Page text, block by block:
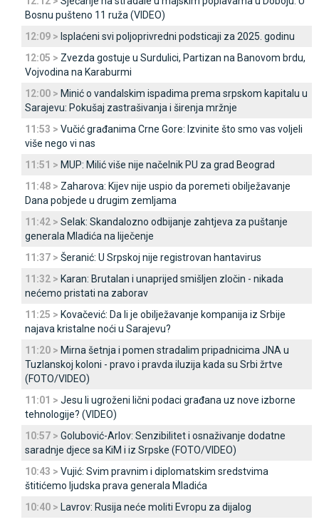
Bosnu pušteno 11 ruža (VIDEO)
12:09 > Isplaćeni svi poljoprivredni podsticaji za 2025. godinu
12:05 > Zvezda gostuje u Surdulici, Partizan na Banovom brdu,
Vojvodina na Karaburmi
12:00 > Minić o vandalskim ispadima prema srpskom kapitalu u
Sarajevu: Pokušaj zastrašivanja i širenja mržnje
11:53 > Vučić građanima Crne Gore: Izvinite što smo vas voljeli
više nego vi nas
11:51 > MUP: Milić više nije načelnik PU za grad Beograd
11:48 > Zaharova: Kijev nije uspio da poremeti obilježavanje
Dana pobjede u drugim zemljama
11:42 > Selak: Skandalozno odbijanje zahtjeva za puštanje
generala Mladića na liječenje
11:37 > Šeranić: U Srpskoj nije registrovan hantavirus
11:32 > Karan: Brutalan i unaprijed smišljen zločin - nikada
nećemo pristati na zaborav
11:25 > Kovačević: Da li je obilježavanje kompanija iz Srbije
najava kristalne noći u Sarajevu?
11:20 > Mirna šetnja i pomen stradalim pripadnicima ЈNA u
Tuzlanskoj koloni - pravo i pravda iluzija kada su Srbi žrtve
(FOTO/VIDEO)
11:01 > Јesu li ugroženi lični podaci građana uz nove izborne
tehnologije? (VIDEO)
10:57 > Golubović-Arlov: Senzibilitet i osnaživanje dodatne
saradnje djece sa KiM i iz Srpske (FOTO/VIDEO)
10:43 > Vujić: Svim pravnim i diplomatskim sredstvima
štitićemo ljudska prava generala Mladića
10:40 > Lavrov: Rusija neće moliti Evropu za dijalog